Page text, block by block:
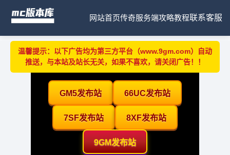
网站首页传奇服务端攻略教程联系客服
温馨提示：以下广告均为第三方平台（www.9gm.com）自动
推送，与本站及站长无关，如果不喜欢，请关闭广告！！